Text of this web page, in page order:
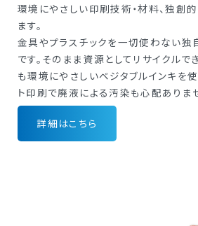
環境にやさしい印刷技術・材料、独創
ます。
金具やプラスチックを一切使わない独
です。そのまま資源としてリサイクルで
も環境にやさしいベジタブルインキを
ト印刷で廃液による汚染も心配ありま
詳細はこちら